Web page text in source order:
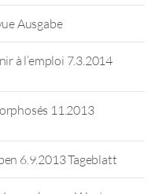
Ausgabe
à l’emploi 7.3.2014
11.2013
6.9.2013 Tageblatt